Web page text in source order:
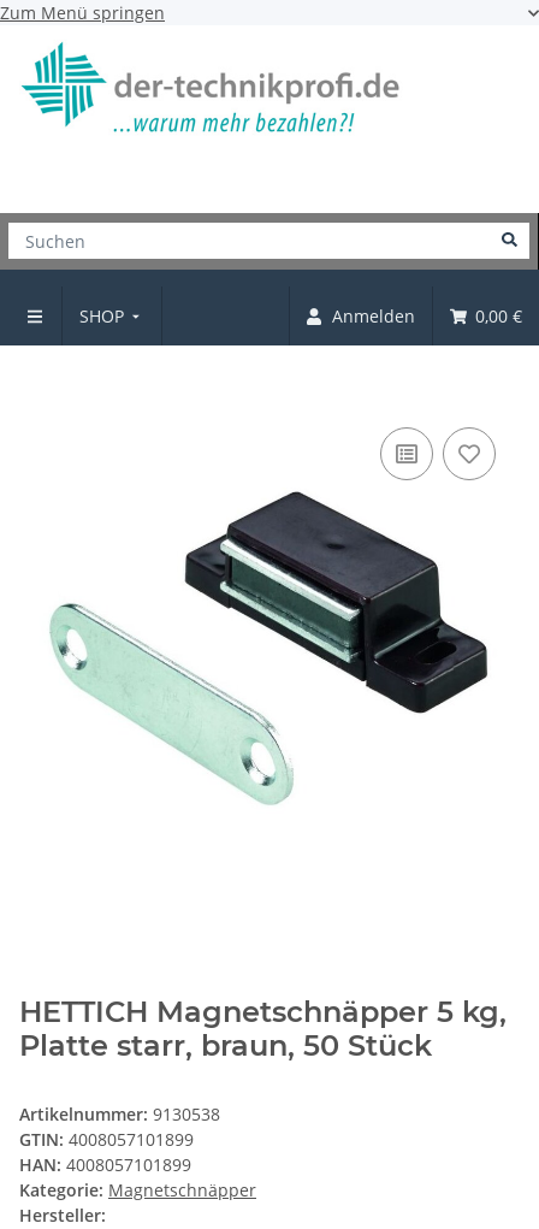
Zum Menü springen
SHOP Anmelden 0,00 €
Magnetschnäpper
HETTICH Magnetschnäpper 5 kg,
Platte starr, braun, 50 Stück
Artikelnummer: 9130538
GTIN: 4008057101899
HAN: 4008057101899
Kategorie: Magnetschnäpper
Hersteller: